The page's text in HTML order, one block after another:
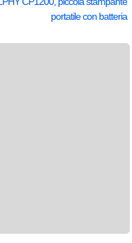
portatile con batteria